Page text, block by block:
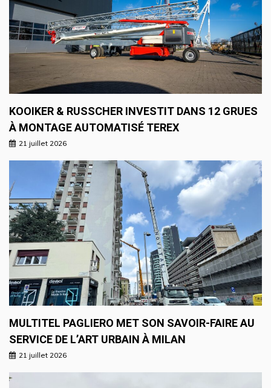
KOOIKER & RUSSCHER INVESTIT DANS 12 GRUES
À MONTAGE AUTOMATISÉ TEREX
21 juillet 2026
MULTITEL PAGLIERO MET SON SAVOIR-FAIRE AU
SERVICE DE L’ART URBAIN À MILAN
21 juillet 2026